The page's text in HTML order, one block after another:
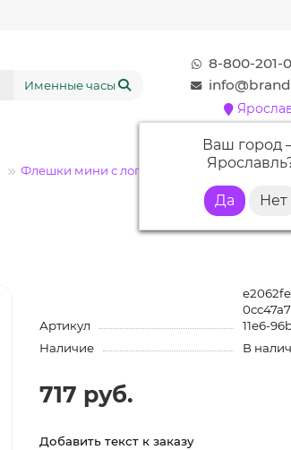
8-800-201-
Ваш город
Ярославль
Флешки мини с логотипом Флешка
Артикул
11e6-
Наличие
В
717 руб.
Добавить текст к заказу